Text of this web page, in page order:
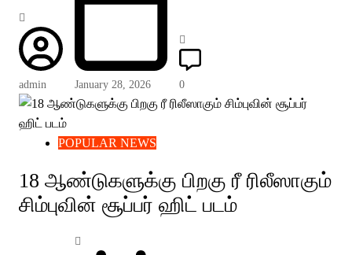
admin January 28, 2026 0
POPULAR NEWS
18 ஆண்டுகளுக்கு பிறகு ரீ ரிலீஸாகும்
சிம்புவின் சூப்பர் ஹிட் படம்